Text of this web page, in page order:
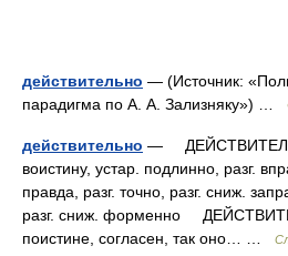
действительно — (Источник:
парадигма по А. А. Зализняку») …
действительно —
воистину, устар. подлинно, разг.
правда, разг. точно, разг. сниж.
разг. сниж. форменно
поистине, согласен, так оно… …